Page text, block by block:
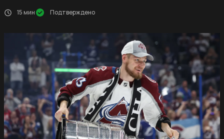
15 мин Подтверждено